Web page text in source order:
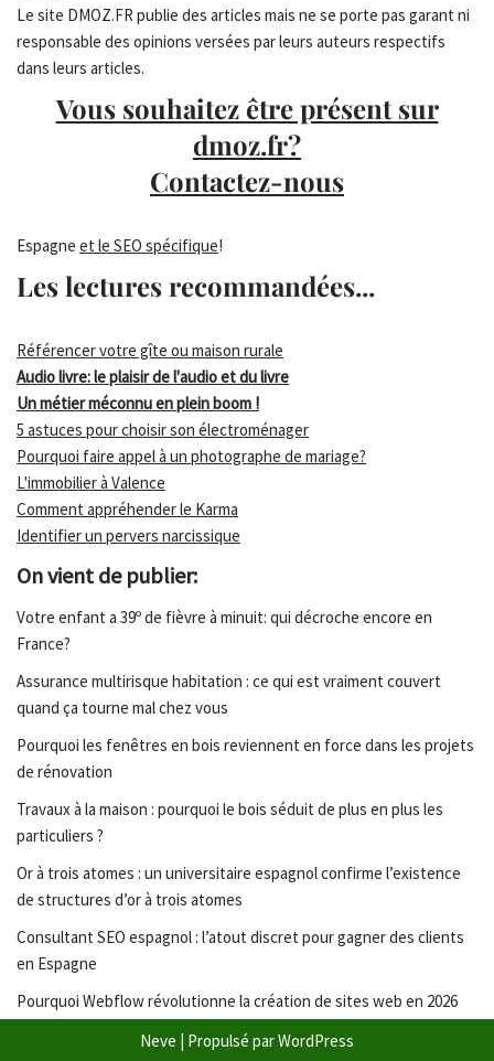
Le site DMOZ.FR publie des articles mais ne se porte pas garant ni
responsable des opinions versées par leurs auteurs respectifs
dans leurs articles.
Vous souhaitez être présent sur
dmoz.fr?
Contactez-nous
Espagne et le SEO spécifique!
Les lectures recommandées...
Référencer votre gîte ou maison rurale
Audio livre: le plaisir de l'audio et du livre
Un métier méconnu en plein boom !
5 astuces pour choisir son électroménager
Pourquoi faire appel à un photographe de mariage?
L'immobilier à Valence
Comment appréhender le Karma
Identifier un pervers narcissique
On vient de publier:
Votre enfant a 39º de fièvre à minuit: qui décroche encore en
France?
Assurance multirisque habitation : ce qui est vraiment couvert
quand ça tourne mal chez vous
Pourquoi les fenêtres en bois reviennent en force dans les projets
de rénovation
Travaux à la maison : pourquoi le bois séduit de plus en plus les
particuliers ?
Or à trois atomes : un universitaire espagnol confirme l’existence
de structures d’or à trois atomes
Consultant SEO espagnol : l’atout discret pour gagner des clients
en Espagne
Pourquoi Webflow révolutionne la création de sites web en 2026
Neve | Propulsé parWordPress